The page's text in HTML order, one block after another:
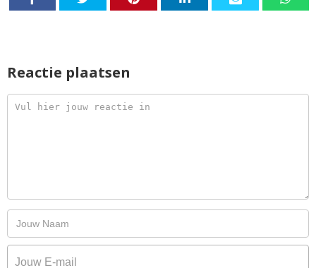
Reactie plaatsen